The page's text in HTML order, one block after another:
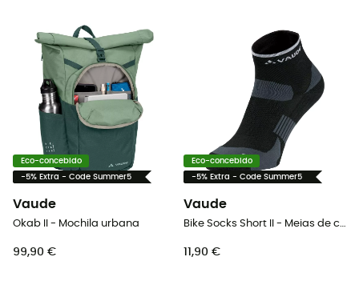
Eco-concebido
-5% Extra - Code Summer5
Vaude
Okab II - Mochila urbana
99,90 €
Eco-concebido
-5% Extra - Code Summer5
Vaude
Bike Socks Short II - Meias de ciclismo
11,90 €